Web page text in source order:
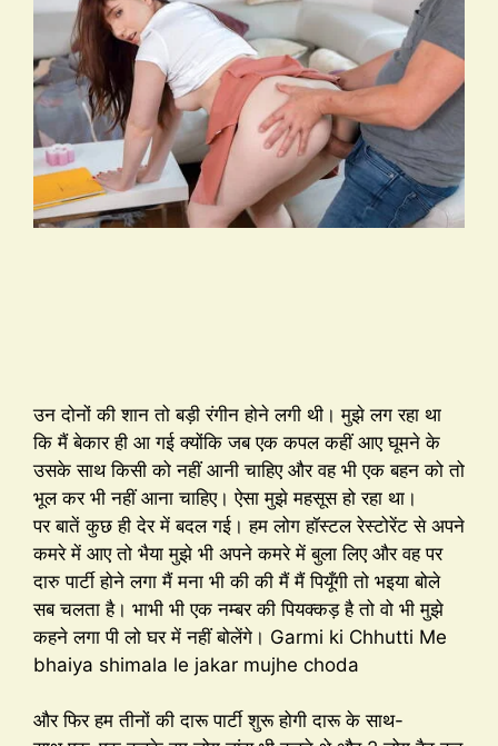
उन दोनों की शान तो बड़ी रंगीन होने लगी थी। मुझे लग रहा था
कि मैं बेकार ही आ गई क्योंकि जब एक कपल कहीं आए घूमने के
उसके साथ किसी को नहीं आनी चाहिए और वह भी एक बहन को तो
भूल कर भी नहीं आना चाहिए। ऐसा मुझे महसूस हो रहा था।
पर बातें कुछ ही देर में बदल गई। हम लोग हॉस्टल रेस्टोरेंट से अपने
कमरे में आए तो भैया मुझे भी अपने कमरे में बुला लिए और वह पर
दारु पार्टी होने लगा मैं मना भी की की मैं मैं पियूँगी तो भइया बोले
सब चलता है। भाभी भी एक नम्बर की पियक्कड़ है तो वो भी मुझे
कहने लगा पी लो घर में नहीं बोलेंगे। Garmi ki Chhutti Me
bhaiya shimala le jakar mujhe choda
और फिर हम तीनों की दारू पार्टी शुरू होगी दारू के साथ-